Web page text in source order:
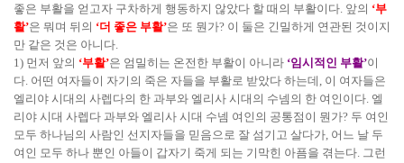
좋은 부활을 얻고자 구차하게 행동하지 않았다 할 때의 부활이다. 앞의 ‘부
활’은 뭐며 뒤의 ‘더 좋은 부활’은 또 뭔가? 이 둘은 긴밀하게 연관된 것이지
만 같은 것은 아니다.
1) 먼저 앞의 ‘부활’은 엄밀히는 온전한 부활이 아니라 ‘임시적인 부활’이
다. 어떤 여자들이 자기의 죽은 자들을 부활로 받았다 하는데, 이 여자들은
엘리야 시대의 사렙다의 한 과부와 엘리사 시대의 수넴의 한 여인이다. 엘
리야 시대 사렙다 과부와 엘리사 시대 수넴 여인의 공통점이 뭔가? 두 여인
모두 하나님의 사람인 선지자들을 믿음으로 잘 섬기고 살다가, 어느 날 두
여인 모두 하나 뿐인 아들이 갑자기 죽게 되는 기막힌 아픔을 겪는다. 그런